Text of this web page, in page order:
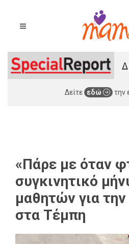
Δείτε εδώ την
«Πάρε με όταν
συγκινητικό
μαθητών για
στα Τέμπη